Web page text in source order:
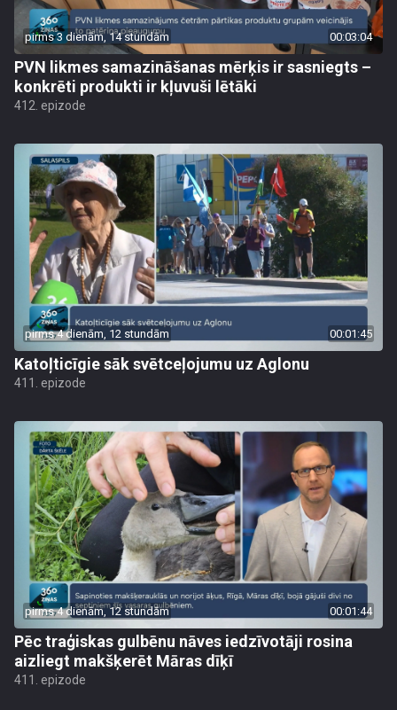
pirms 3 dienām, 14 stundām 00:03:04
PVN likmes samazināšanas mērķis ir sasniegts –
konkrēti produkti ir kļuvuši lētāki
412. epizode
pirms 4 dienām, 12 stundām 00:01:45
Katoļticīgie sāk svētceļojumu uz Aglonu
411. epizode
pirms 4 dienām, 12 stundām 00:01:44
Pēc traģiskas gulbēnu nāves iedzīvotāji rosina
aizliegt makšķerēt Māras dīķī
411. epizode